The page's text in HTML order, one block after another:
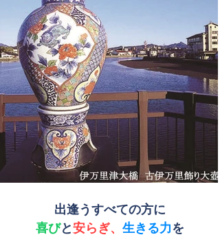
出逢うすべての方に
喜びと安らぎ、 生きる力を